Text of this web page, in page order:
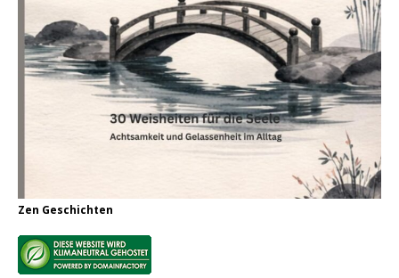
Zen Geschichten